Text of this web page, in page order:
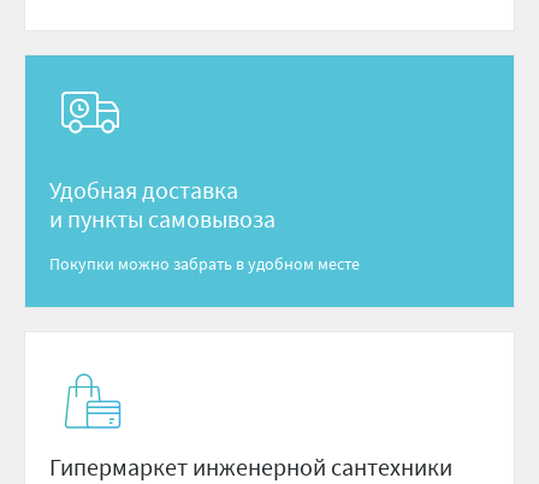
Удобная доставка
и пункты самовывоза
Покупки можно забрать в удобном месте
Гипермаркет инженерной сантехники